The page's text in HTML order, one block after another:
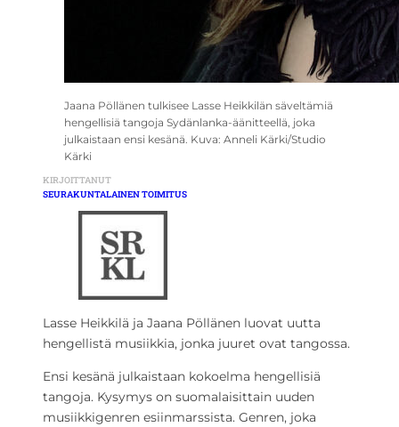
Jaana Pöllänen tulkisee Lasse Heikkilän säveltämiä
hengellisiä tangoja Sydänlanka-äänitteellä, joka
julkaistaan ensi kesänä. Kuva: Anneli Kärki/Studio
Kärki
KIRJOITTANUT
SEURAKUNTALAINEN TOIMITUS
Lasse Heikkilä ja Jaana Pöllänen luovat uutta
hengellistä musiikkia, jonka juuret ovat tangossa.
Ensi kesänä julkaistaan kokoelma hengellisiä
tangoja. Kysymys on suomalaisittain uuden
musiikkigenren esiinmarssista. Genren, joka